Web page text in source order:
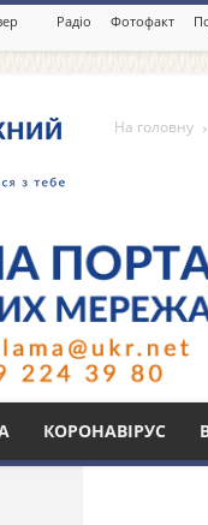
Радіо Фотофакт
КОРОНАВІРУС
На головну